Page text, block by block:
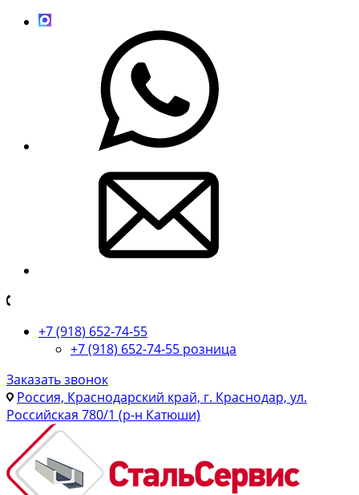
+7 (918) 652-74-55
+7 (918) 652-74-55 розница
Заказать звонок
Россия, Краснодарский край, г. Краснодар, ул.
Российская 780/1 (р-н Катюши)